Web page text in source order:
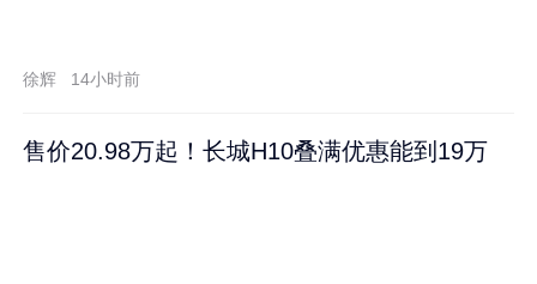
徐辉 14小时前
售价20.98万起！长城H10叠满优惠能到19万